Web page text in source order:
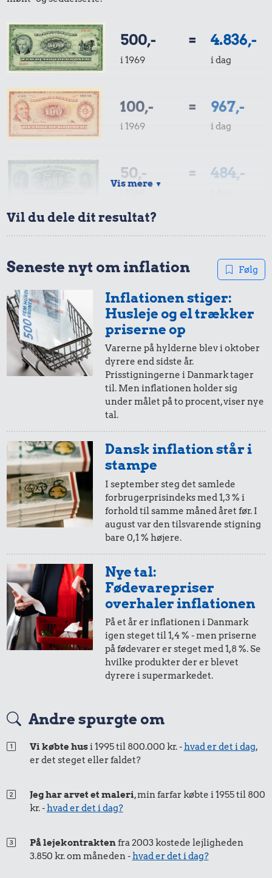
0,99 kr.
Tyggegummi
Samlet pris i 2026
Udvalgte varer fra danskernes indkøbskurv gennem tiderne.
datidskroner er på baggrund af forbrugerprisindekset fra
500,-
i 1969
= 4.836,-
i dag
100,-
i 1969
= 967,-
i dag
50,- = 484,-
10,-
i 1969
= 97,-
i dag
5,-
i 1969
= 48,-
10 øre
i 1969
= 0,97,-
i dag
0,48,-
Vis mere ▼
Vil du dele dit resultat?
Seneste nyt om inflation Følg
Inflationen stiger:
Husleje og el trækker
priserne op
Varerne på hylderne blev i oktober
dyrere end sidste år.
Prisstigningerne i Danmark tager
til. Men inflationen holder sig
under målet på to procent, viser nye
tal.
Dansk inflation står i
stampe
I september steg det samlede
forbrugerprisindeks med 1,3 % i
forhold til samme måned året før. I
august var den tilsvarende stigning
bare 0,1 % højere.
Nye tal:
Fødevarepriser
overhaler inflationen
På et år er inflationen i Danmark
igen steget til 1,4 % - men priserne
på fødevarer er steget med 1,8 %. Se
hvilke produkter der er blevet
dyrere i supermarkedet.
Andre spurgte om
Vi købte husi 1995 til 800.000 kr. -hvad er det i dag,
er det steget eller faldet?
Jeg har arvet et maleri, min farfar købte i 1955 til 800
kr. -hvad er det i dag?
På lejekontraktenfra 2003 kostede lejligheden
3.850 kr. om måneden -hvad er det i dag?